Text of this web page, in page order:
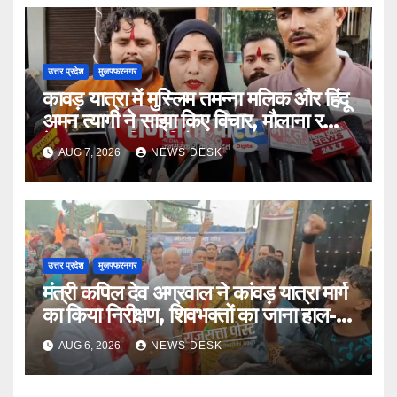
उत्तर प्रदेश मुजफ्फरनगर
कावड़ यात्रा में मुस्लिम तमन्ना मलिक और हिंदू
अमन त्यागी ने साझा किए विचार, मौलाना रशीदी
के बयान का किया विरोध
AUG 7, 2026 NEWS DESK
उत्तर प्रदेश मुजफ्फरनगर
मंत्री कपिल देव अग्रवाल ने कांवड़ यात्रा मार्ग
का किया निरीक्षण, शिवभक्तों का जाना हाल-
चालAUG 6, 2026 NEWS DESK